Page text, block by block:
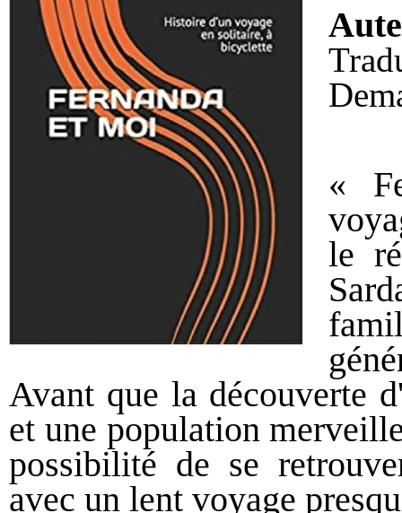
«
le
Avant que la découverte
et une population
possibilité de se
avec un lent voyage